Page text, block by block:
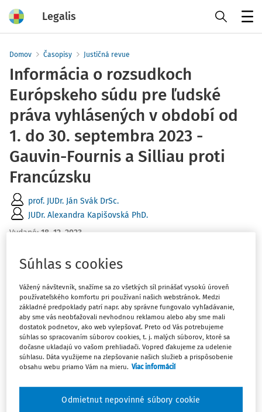
Legalis
Domov Časopisy Justičná revue
Informácia o rozsudkoch
Európskeho súdu pre ľudské
práva vyhlásených v období od
1. do 30. septembra 2023 -
Gauvin-Fournis a Silliau proti
Francúzsku
prof. JUDr. Ján Svák DrSc.
JUDr. Alexandra Kapišovská PhD.
Vydané: 18. 12. 2023
a 45728/17 pre porušenie článku 8Dohovoru(právo na
rešpektovanie súkromného a rodinného života) v
kontexte zisťovania pôvodu darcov spermií u detí
narodených metódou asistovanej reprodukcie
Sťažovatelia sa narodili v 80-tych rokoch pomocou
septembra 2022 nemali možnosť získať informáciu o
totožnosti týchto darcov. Po uvedenom dátume nadobudol
Súhlas s cookies
Vážený návštevník, snažíme sa zo všetkých síl prinášať vysokú úroveň
používateľského komfortu pri používaní našich webstránok. Medzi
základné predpoklady patrí napr. aby správne fungovalo vyhľadávanie,
aby sme vás neobťažovali nevhodnou reklamou alebo aby sme mali
dostatok podnetov, ako web vylepšovať. Preto od Vás potrebujeme
súhlas so spracovaním súborov cookies, t. j. malých súborov, ktoré sa
dočasne ukladajú vo vašom prehliadači. Vopred ďakujeme za udelenie
súhlasu. Dáta využijeme na zlepšovanie našich služieb a prispôsobenie
obsahu webu priamo Vám na mieru. Viac informácií
Odmietnut nepovinné súbory cookie